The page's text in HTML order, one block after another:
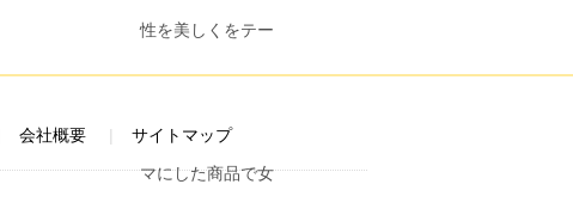
会社概要 サイトマップ